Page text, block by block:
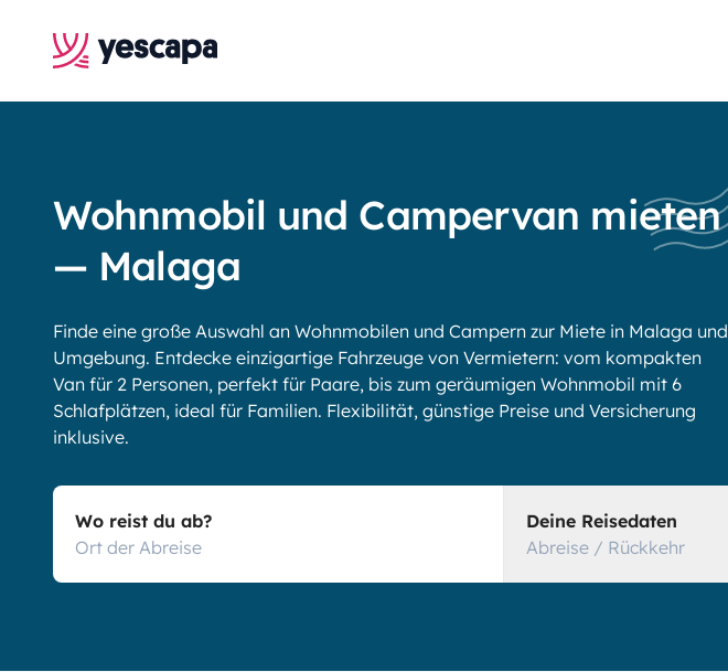
Wohnmobil und Campervan mieten
— Malaga
Finde eine große Auswahl an Wohnmobilen und Campern zur Miete in Malaga und
Umgebung. Entdecke einzigartige Fahrzeuge von Vermietern: vom kompakten
Van für 2 Personen, perfekt für Paare, bis zum geräumigen Wohnmobil mit 6
Schlafplätzen, ideal für Familien. Flexibilität, günstige Preise und Versicherung
inklusive.
Wo reist du ab?
Deine Reisedaten
Abreise / Rückkehr